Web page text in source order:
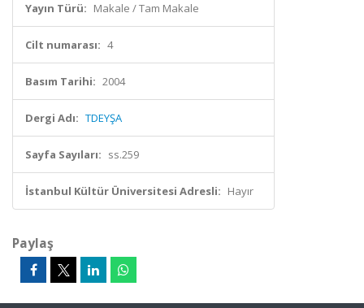
Yayın Türü: Makale / Tam Makale
Cilt numarası: 4
Basım Tarihi: 2004
Dergi Adı: TDEYŞA
Sayfa Sayıları: ss.259
İstanbul Kültür Üniversitesi Adresli: Hayır
Paylaş